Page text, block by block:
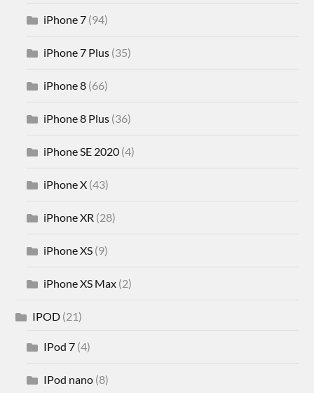
iPhone 7 (94)
iPhone 7 Plus (35)
iPhone 8 (66)
iPhone 8 Plus (36)
iPhone SE 2020 (4)
iPhone X (43)
iPhone XR (28)
iPhone XS (9)
iPhone XS Max (2)
IPOD (21)
IPod 7 (4)
IPod nano (8)